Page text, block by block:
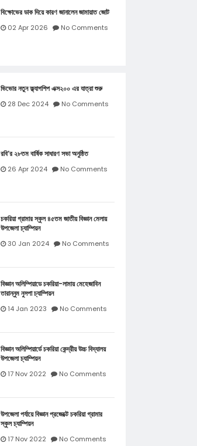
বিক্ষোভের ডাক দিয়ে কারণ জানালেন জামায়াত জোট
02 Apr 2026 No Comments
ভিভোর নতুন ফ্ল্যাগশিপ এক্স২০০ এর যাত্রা শুরু
28 Dec 2024 No Comments
রবি’র ২৮তম বার্ষিক সাধারণ সভা অনুষ্ঠিত
26 Apr 2024 No Comments
চকরিয়া গ্রামার স্কুল ৪৫তম জাতীয় বিজ্ঞান মেলায়
উপজেলা চ্যাম্পিয়ন
30 Jan 2024 No Comments
বিজ্ঞান অলিম্পিয়াডে চকরিয়া-লামায় মেহেজাবিন
তারান্নুম নুসপা চ্যাম্পিয়ন
14 Jan 2023 No Comments
বিজ্ঞান অলিম্পিয়ার্ডে চকরিয়া কেন্দ্রীয় উচ্চ বিদ্যালয়
উপজেলা চ্যাম্পিয়ন
17 Nov 2022 No Comments
উপজেলা পর্যায়ে বিজ্ঞান প্রজেক্টে চকরিয়া গ্রামার
স্কুল চ্যাম্পিয়ন
17 Nov 2022 No Comments